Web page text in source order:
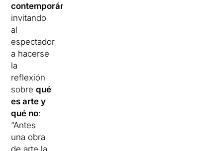
contemporáneo
invitando
al
espectador
a hacerse
la
reflexión
sobrequé
es arte y
qué no:
“Antes
una obra